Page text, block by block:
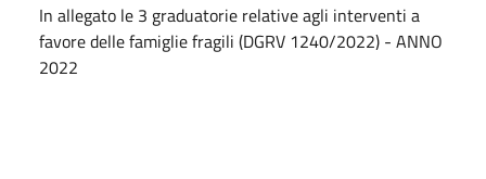
In allegato le 3 graduatorie relative agli interventi a
favore delle famiglie fragili (DGRV 1240/2022) - ANNO
2022